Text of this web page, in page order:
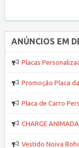
ANÚNCIOS EM
Placas
Promoção Placa
Placa de Carro
CHARGE
Vestido Noiva